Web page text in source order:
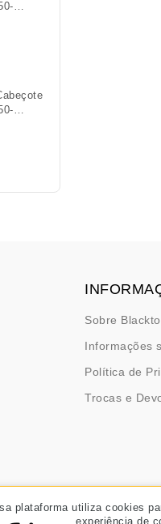
plataforma utiliza cookies
experiência de
Sobre
Informações
Política de
Trocas e